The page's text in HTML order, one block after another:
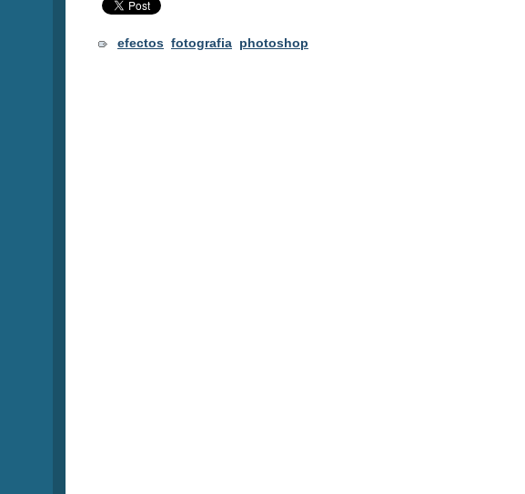
efectos fotografia photoshop